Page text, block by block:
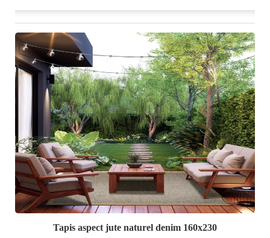
Tapis aspect jute naturel denim 160x230